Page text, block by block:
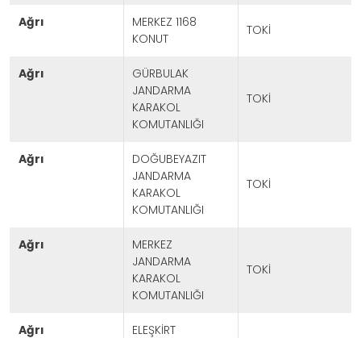
ağrı
MERKEZ 1168
KONUT
TOKİ
ağrı
GÜRBULAK
JANDARMA
KARAKOL
KOMUTANLIĞI
TOKİ
ağrı
DOĞUBEYAZIT
JANDARMA
KARAKOL
KOMUTANLIĞI
TOKİ
ağrı
MERKEZ
JANDARMA
KARAKOL
KOMUTANLIĞI
TOKİ
ağrı ELEŞKİRT